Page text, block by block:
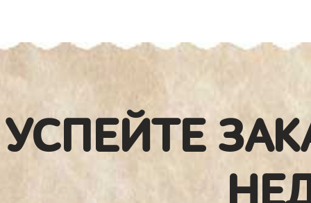
УСПЕЙТЕ